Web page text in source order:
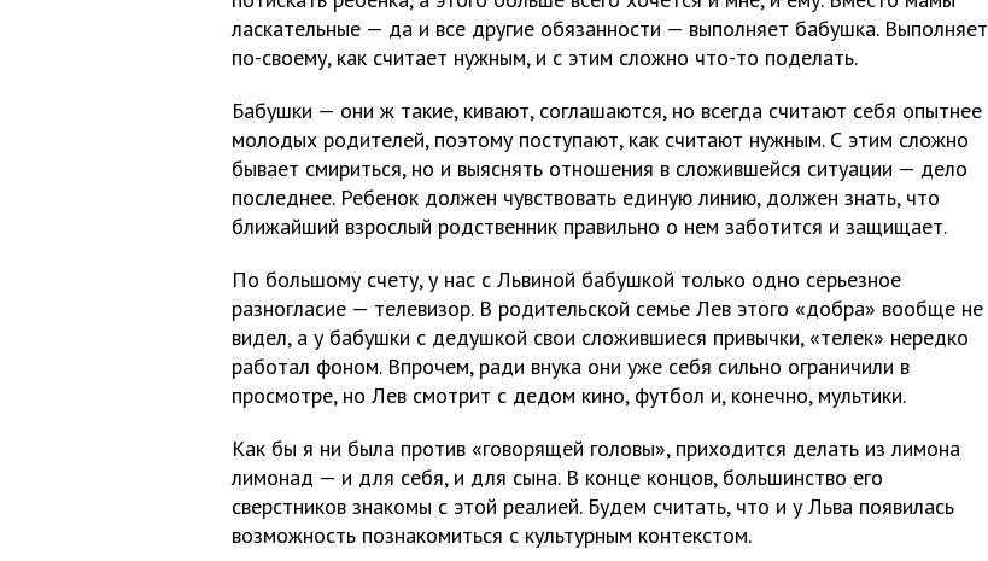
ласкательные — да и все другие обязанности — выполняет бабушка. Выполняет
по-своему, как считает нужным, и с этим сложно что-то поделать.
Бабушки — они ж такие, кивают, соглашаются, но всегда считают себя опытнее
молодых родителей, поэтому поступают, как считают нужным. С этим сложно
бывает смириться, но и выяснять отношения в сложившейся ситуации — дело
последнее. Ребенок должен чувствовать единую линию, должен знать, что
ближайший взрослый родственник правильно о нем заботится и защищает.
По большому счету, у нас с Львиной бабушкой только одно серьезное
разногласие — телевизор. В родительской семье Лев этого «добра» вообще не
видел, а у бабушки с дедушкой свои сложившиеся привычки, «телек» нередко
работал фоном. Впрочем, ради внука они уже себя сильно ограничили в
просмотре, но Лев смотрит с дедом кино, футбол и, конечно, мультики.
Как бы я ни была против «говорящей головы», приходится делать из лимона
лимонад — и для себя, и для сына. В конце концов, большинство его
сверстников знакомы с этой реалией. Будем считать, что и у Льва появилась
возможность познакомиться с культурным контекстом.